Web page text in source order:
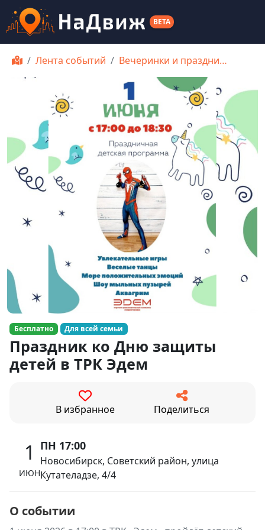
BETA
Лента событий Вечеринки и праздни…
Бесплатно Для всей семьи
Праздник ко Дню защиты
детей в ТРК Эдем
В избранное Поделиться
1
ИЮН
ПН 17:00
Новосибирск, Советский район, улица
Кутателадзе, 4/4
О событии